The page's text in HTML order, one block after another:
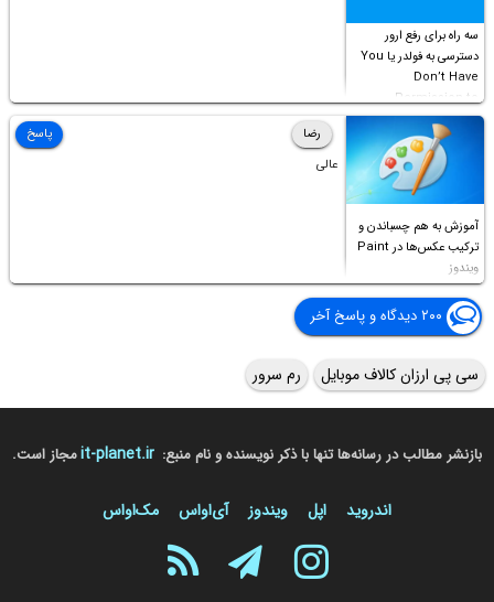
سه راه برای رفع ارور
دسترسی به فولدر یا You
Don’t Have
Permission to
Access this folder
آموزش به هم چسباندن و
ترکیب عکس‌ها در Paint
ویندوز
رضا
عالی
پاسخ
۲۰۰ دیدگاه و پاسخ آخر
سی پی ارزان کالاف موبایل رم سرور
بازنشر مطالب در رسانه‌ها تنها با ذکر نویسنده و نام منبع: it-planet.irمجاز است.
اندروید اپل ویندوز آی‌او‌اس مک‌او‌اس